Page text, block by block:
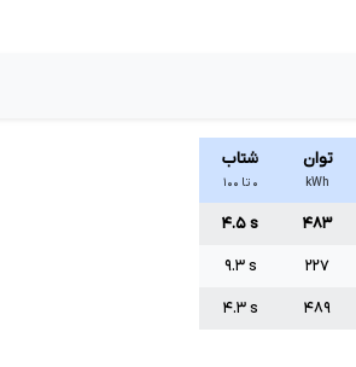
توان
kWh
شتاب
۰ تا ۱۰۰
۴۸۳ s۴.۵
۲۲۷ s ۹.۳
۴۸۹ s ۴.۳